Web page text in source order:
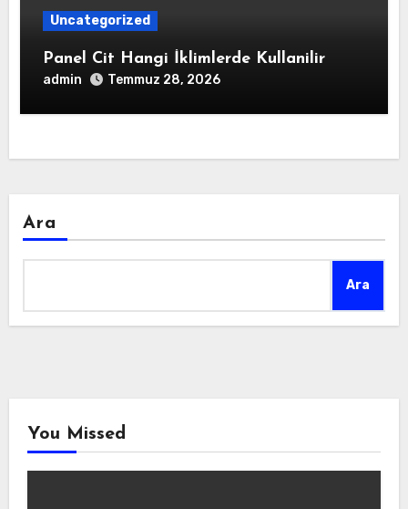
Uncategorized
Panel Cit Hangi İklimlerde Kullanilir
admin Temmuz 28, 2026
Ara
Ara
You Missed